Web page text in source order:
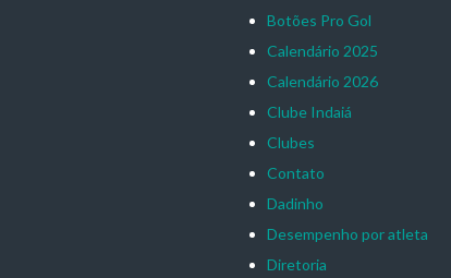
Botões Pro Gol
Calendário 2025
Calendário 2026
Clube Indaiá
Clubes
Contato
Dadinho
Desempenho por atleta
Diretoria